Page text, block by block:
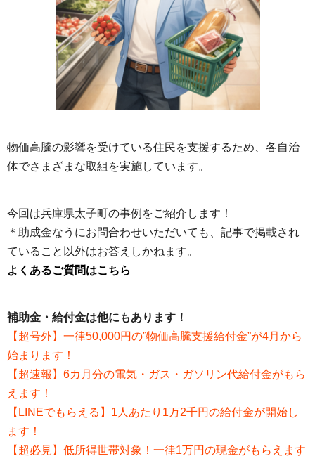
物価高騰の影響を受けている住民を支援するため、各自治
体でさまざまな取組を実施しています。
今回は兵庫県太子町の事例をご紹介します！
＊助成金なうにお問合わせいただいても、記事で掲載され
ていること以外はお答えしかねます。
よくあるご質問はこちら
補助金・給付金は他にもあります！
【超号外】一律50,000円の”物価高騰支援給付金”が4月から
始まります！
【超速報】6カ月分の電気・ガス・ガソリン代給付金がもら
えます！
【LINEでもらえる】1人あたり1万2千円の給付金が開始し
ます！
【超必見】低所得世帯対象！一律1万円の現金がもらえます